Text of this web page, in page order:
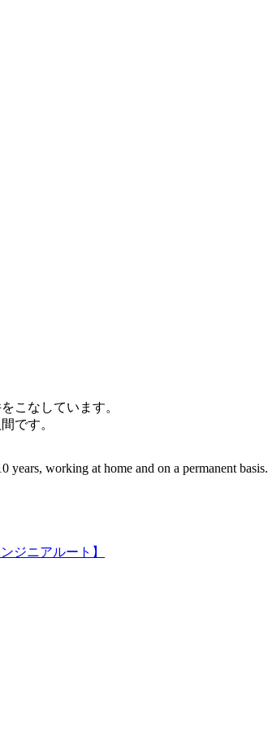
こなしています。
です。
working at home and on a permanent basis.
ジニアルート】